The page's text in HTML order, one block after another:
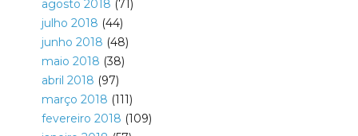
agosto 2018 (71)
julho 2018 (44)
junho 2018 (48)
maio 2018 (38)
abril 2018 (97)
março 2018 (111)
fevereiro 2018 (109)